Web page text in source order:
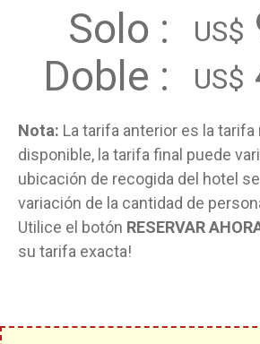
Solo : US$
Doble :
US$
Nota: La tarifa anterior es la tarifa
disponible, la tarifa final puede
ubicación de recogida del hotel
variación de la cantidad de
Utilice el botón RESERVAR
su tarifa exacta!